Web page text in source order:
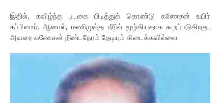
இதில், கவிழ்ந்த படகை பிடித்துக் கொண்டு கணேசன் உயிர்
தப்பினார். ஆனால், மணிமுத்து நீரில் மூழ்கியதாக கூறப்படுகிறது.
அவரை கணேசன் நீண்டநேரம் தேடியும் கிடைக்கவில்லை.